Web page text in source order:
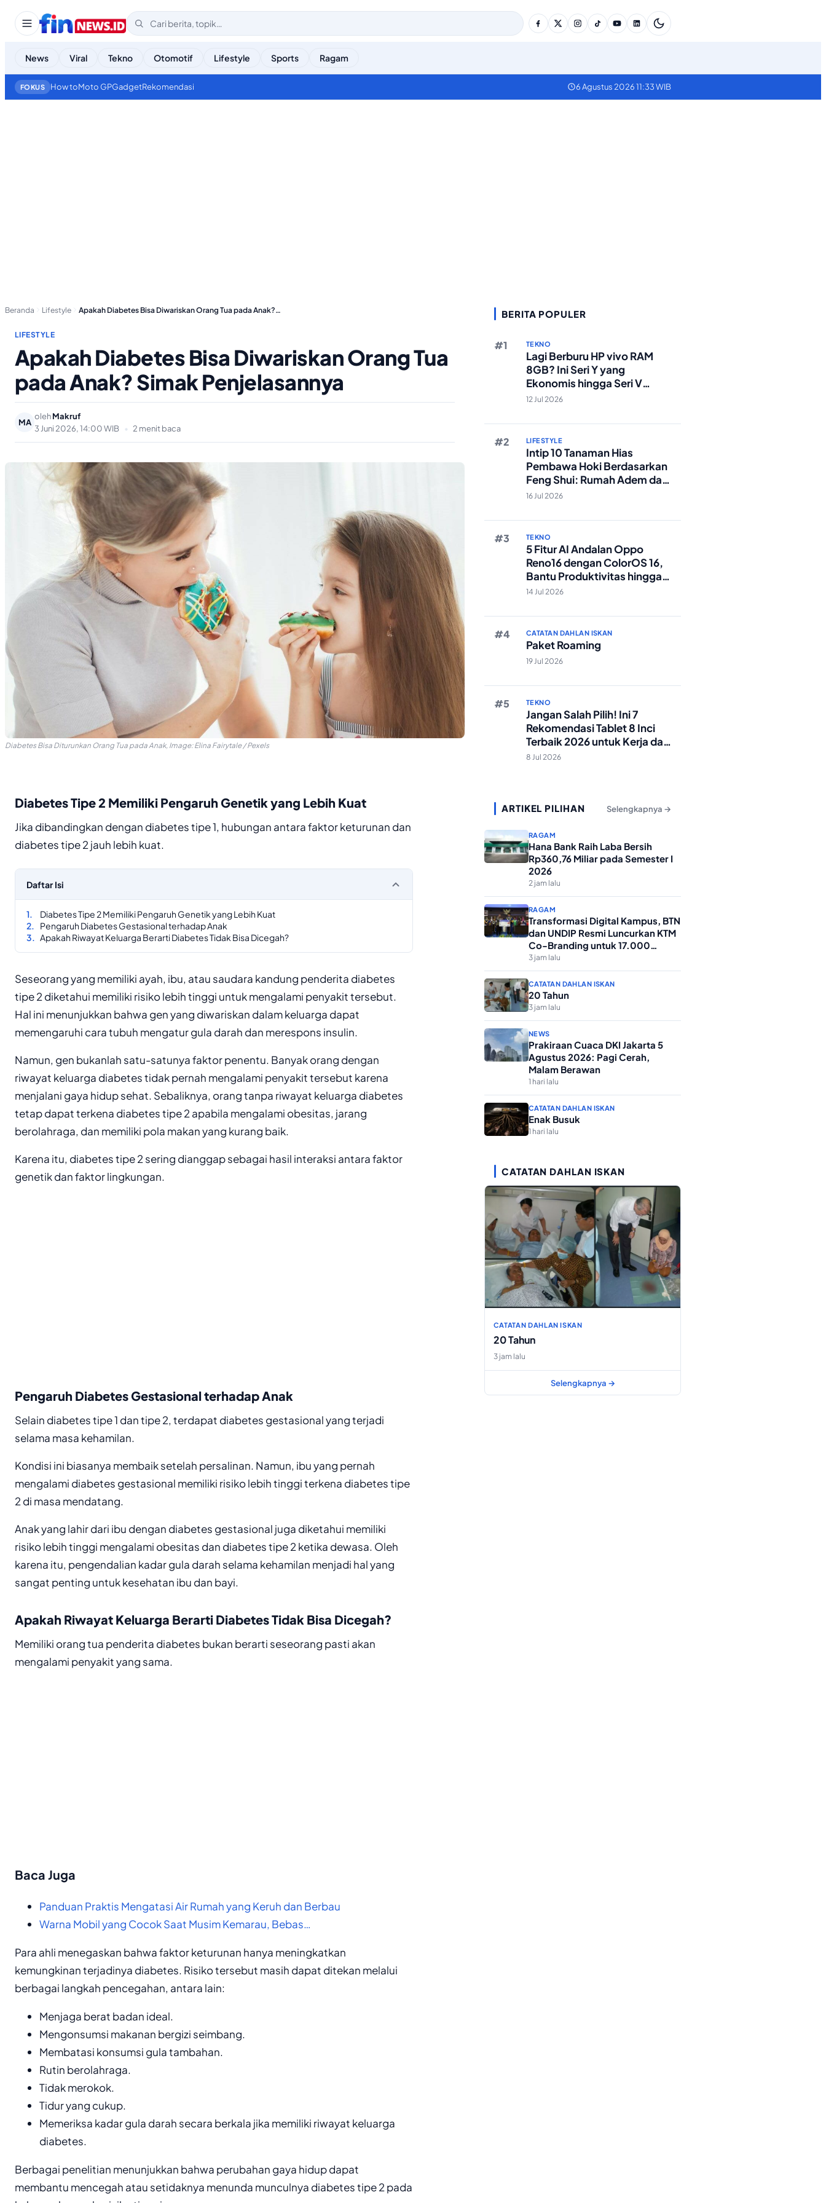
News Viral Tekno Otomotif Lifestyle Sports Ragam
FOKUS How toMoto GPGadgetRekomendasi 6 Agustus 2026 11:33 WIB
Beranda Lifestyle Apakah Diabetes Bisa Diwariskan Orang Tua pada Anak?…
LIFESTYLE
Apakah Diabetes Bisa Diwariskan Orang Tua
pada Anak? Simak Penjelasannya
MA
olehMakruf
3 Juni 2026, 14:00 WIB
• 2 menit baca
Diabetes Bisa Diturunkan Orang Tua pada Anak, Image: Elina Fairytale / Pexels
Diabetes Tipe 2 Memiliki Pengaruh Genetik yang Lebih Kuat
Jika dibandingkan dengan diabetes tipe 1, hubungan antara faktor keturunan dan
diabetes tipe 2 jauh lebih kuat.
Daftar Isi
Diabetes Tipe 2 Memiliki Pengaruh Genetik yang Lebih Kuat
Pengaruh Diabetes Gestasional terhadap Anak
Apakah Riwayat Keluarga Berarti Diabetes Tidak Bisa Dicegah?
Seseorang yang memiliki ayah, ibu, atau saudara kandung penderita diabetes
tipe 2 diketahui memiliki risiko lebih tinggi untuk mengalami penyakit tersebut.
Hal ini menunjukkan bahwa gen yang diwariskan dalam keluarga dapat
memengaruhi cara tubuh mengatur gula darah dan merespons insulin.
Namun, gen bukanlah satu-satunya faktor penentu. Banyak orang dengan
riwayat keluarga diabetes tidak pernah mengalami penyakit tersebut karena
menjalani gaya hidup sehat. Sebaliknya, orang tanpa riwayat keluarga diabetes
tetap dapat terkena diabetes tipe 2 apabila mengalami obesitas, jarang
berolahraga, dan memiliki pola makan yang kurang baik.
Karena itu, diabetes tipe 2 sering dianggap sebagai hasil interaksi antara faktor
genetik dan faktor lingkungan.
Pengaruh Diabetes Gestasional terhadap Anak
Selain diabetes tipe 1 dan tipe 2, terdapat diabetes gestasional yang terjadi
selama masa kehamilan.
Kondisi ini biasanya membaik setelah persalinan. Namun, ibu yang pernah
mengalami diabetes gestasional memiliki risiko lebih tinggi terkena diabetes tipe
2 di masa mendatang.
Anak yang lahir dari ibu dengan diabetes gestasional juga diketahui memiliki
risiko lebih tinggi mengalami obesitas dan diabetes tipe 2 ketika dewasa. Oleh
karena itu, pengendalian kadar gula darah selama kehamilan menjadi hal yang
sangat penting untuk kesehatan ibu dan bayi.
Apakah Riwayat Keluarga Berarti Diabetes Tidak Bisa Dicegah?
Memiliki orang tua penderita diabetes bukan berarti seseorang pasti akan
mengalami penyakit yang sama.
Baca Juga
Panduan Praktis Mengatasi Air Rumah yang Keruh dan Berbau
Warna Mobil yang Cocok Saat Musim Kemarau, Bebas…
Para ahli menegaskan bahwa faktor keturunan hanya meningkatkan
kemungkinan terjadinya diabetes. Risiko tersebut masih dapat ditekan melalui
berbagai langkah pencegahan, antara lain:
Menjaga berat badan ideal.
Mengonsumsi makanan bergizi seimbang.
Membatasi konsumsi gula tambahan.
Rutin berolahraga.
Tidak merokok.
Tidur yang cukup.
Memeriksa kadar gula darah secara berkala jika memiliki riwayat keluarga
diabetes.
Berbagai penelitian menunjukkan bahwa perubahan gaya hidup dapat
membantu mencegah atau setidaknya menunda munculnya diabetes tipe 2 pada
BERITA POPULER
TEKNO
Lagi Berburu HP vivo RAM
8GB? Ini Seri Y yang
Ekonomis hingga Seri V
Berstandar Militer!
12 Jul 2026
LIFESTYLE
Intip 10 Tanaman Hias
Pembawa Hoki Berdasarkan
Feng Shui: Rumah Adem dan
Rezeki Lancar!
16 Jul 2026
TEKNO
5 Fitur AI Andalan Oppo
Reno16 dengan ColorOS 16,
Bantu Produktivitas hingga
Edit Foto Lebih Praktis
14 Jul 2026
CATATAN DAHLAN ISKAN
Paket Roaming
19 Jul 2026
TEKNO
Jangan Salah Pilih! Ini 7
Rekomendasi Tablet 8 Inci
Terbaik 2026 untuk Kerja dan
Hiburan
8 Jul 2026
ARTIKEL PILIHAN Selengkapnya →
RAGAM
Hana Bank Raih Laba Bersih
Rp360,76 Miliar pada Semester I
2026
2 jam lalu
RAGAM
Transformasi Digital Kampus, BTN
dan UNDIP Resmi Luncurkan KTM
Co-Branding untuk 17.000
Mahasiswa Baru
3 jam lalu
CATATAN DAHLAN ISKAN
20 Tahun
3 jam lalu
NEWS
Prakiraan Cuaca DKI Jakarta 5
Agustus 2026: Pagi Cerah,
Malam Berawan
1 hari lalu
CATATAN DAHLAN ISKAN
Enak Busuk
1 hari lalu
CATATAN DAHLAN ISKAN
CATATAN DAHLAN ISKAN
20 Tahun
3 jam lalu
Selengkapnya →